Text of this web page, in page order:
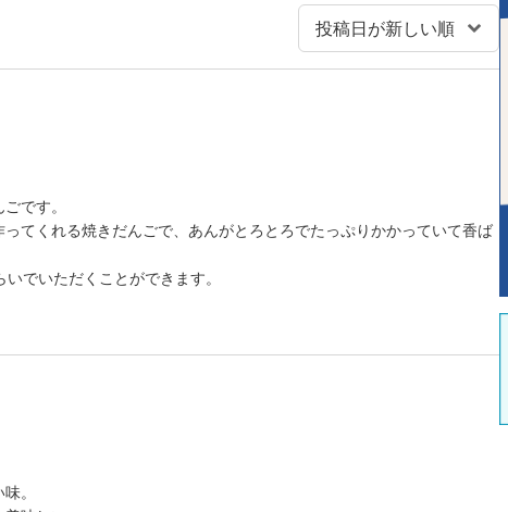
です。
てくれる焼きだんごで、あんがとろとろでたっぷりかかっていて香ば
でいただくことができます。
。